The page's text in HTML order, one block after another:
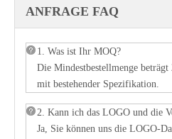
ANFRAGE FAQ
1. Was ist Ihr MOQ?
Die Mindestbestellmenge
mit bestehender Spezifikation.
2. Kann ich das LOGO und die
Ja, Sie können uns die LOGO-